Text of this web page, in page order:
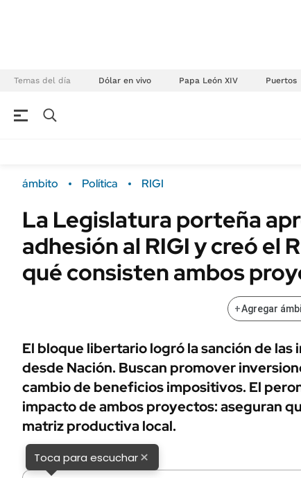
Temas del día Dólar en vivo Papa León XIV Puertos
Campo
FINANZAS
Dólar
Sustentabilidad
ENERGY REPORT
POLÍTICA
URUGUAY
ámbito Política RIGI
La Legislatura porteña
adhesión al RIGI y creó el
qué consisten ambos
+Agregar
El bloque libertario logró la sanción de las
desde Nación. Buscan promover
cambio de beneficios impositivos. El
impacto de ambos proyectos: aseguran
matriz productiva local.
Toca para escuchar×